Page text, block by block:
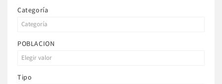
Categoría
POBLACION
Tipo